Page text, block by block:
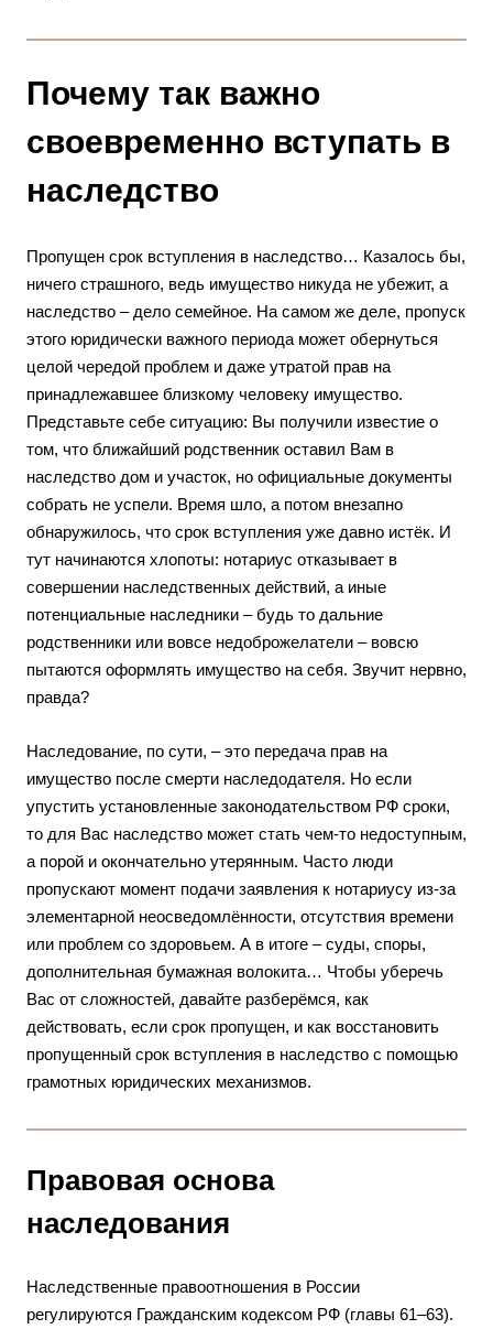
Почему так важно
своевременно вступать в
наследство
Пропущен срок вступления в наследство… Казалось бы,
ничего страшного, ведь имущество никуда не убежит, а
наследство – дело семейное. На самом же деле, пропуск
этого юридически важного периода может обернуться
целой чередой проблем и даже утратой прав на
принадлежавшее близкому человеку имущество.
Представьте себе ситуацию: Вы получили известие о
том, что ближайший родственник оставил Вам в
наследство дом и участок, но официальные документы
собрать не успели. Время шло, а потом внезапно
обнаружилось, что срок вступления уже давно истёк. И
тут начинаются хлопоты: нотариус отказывает в
совершении наследственных действий, а иные
потенциальные наследники – будь то дальние
родственники или вовсе недоброжелатели – вовсю
пытаются оформлять имущество на себя. Звучит нервно,
правда?
Наследование, по сути, – это передача прав на
имущество после смерти наследодателя. Но если
упустить установленные законодательством РФ сроки,
то для Вас наследство может стать чем-то недоступным,
а порой и окончательно утерянным. Часто люди
пропускают момент подачи заявления к нотариусу из-за
элементарной неосведомлённости, отсутствия времени
или проблем со здоровьем. А в итоге – суды, споры,
дополнительная бумажная волокита… Чтобы уберечь
Вас от сложностей, давайте разберёмся, как
действовать, если срок пропущен, и как восстановить
пропущенный срок вступления в наследство с помощью
грамотных юридических механизмов.
Правовая основа
наследования
Наследственные правоотношения в России
регулируются Гражданским кодексом РФ (главы 61–63).